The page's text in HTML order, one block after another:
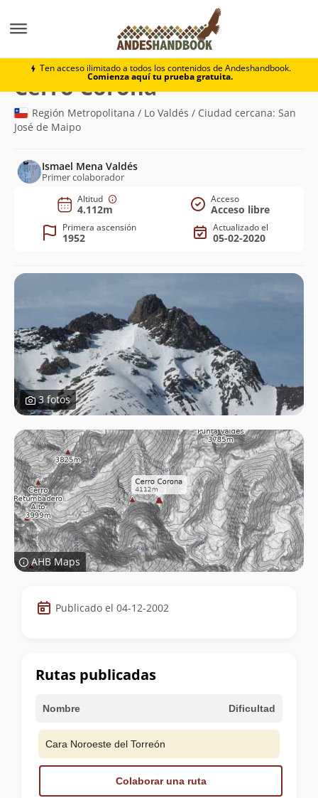
Ten acceso ilimitado a todos los contenidos de Andeshandbook.
Comienza aquí tu prueba gratuita.
Cerro Corona
Cerro Corona(4.112m)
Región Metropolitana / Lo Valdés / Ciudad cercana: San
José de Maipo
Ismael Mena Valdés
Primer colaborador
Altitud
4.112m
Acceso
Acceso libre
Primera ascensión
1952
Actualizado el
05-02-2020
3 fotos
AHB Maps
Datos
de
cumbre
Publicado el 04-12-2002
Rutas publicadas
Nombre Dificultad
Cara Noroeste del Torreón
Colaborar una ruta